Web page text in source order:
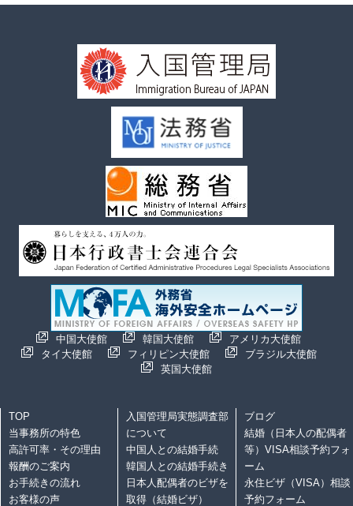
中国大使館 韓国大使館
アメリカ大使館
タイ大使館
フィリピン大使館
ブラジル大使館
英国大使館
TOP
当事務所の特色
高許可率・その理由
報酬のご案内
お手続きの流れ
お客様の声
入国管理局実態調査部
について
中国人との結婚手続
韓国人との結婚手続き
日本人配偶者のビザを
取得（結婚ビザ）
ブログ
結婚（日本人の配偶者
等）VISA相談予約フォ
ーム
永住ビザ（VISA）相談
予約フォーム